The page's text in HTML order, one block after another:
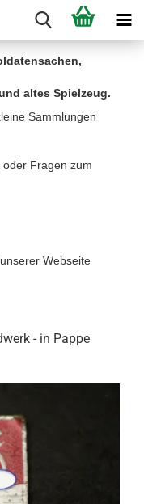
altes Spielzeug.
Sammlungen
Fragen zum
Webseite
- in Pappe